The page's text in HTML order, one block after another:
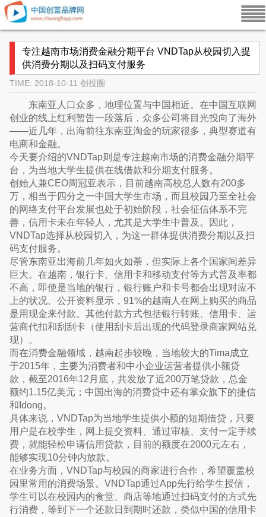
专注越南市场消费金融分期平台 VNDTap从校园切入提
供消费分期以及扫码支付服务
TIME: 2018-10-11 创投圈
东南亚人口众多，地理位置与中国相近。在中国互联网
创业的线上红利暂告一段落后，众多公司将目光投向了海外
——近几年，出海前往东南亚淘金的玩家很多，典型赛道有
电商和金融。
今天要介绍的VNDTap则是专注越南市场的消费金融分期平
台，为当地大学生提供在线借款和分期支付服务。
创始人兼CEO周冠亚表示，目前越南高校总人数有200多
万，相当于四分之一中国大学生市场，而且校园乃至全社会
的网络支付平台发展也处于初始阶段，社会征信体系不完
善，信用卡未在年轻人，尤其是大学生中普及。因此，
VNDTap选择从校园切入，为这一群体提供消费分期以及扫
码支付服务。
尽管东南亚出海前几年如火如荼，但实际上各个国家间差异
巨大。在越南，银行卡、信用卡和移动支付等方式普及率都
不高，即使是当地的银行，银行账户和卡号都会出现对应不
上的状况。公开资料显示，91%的越南人在网上购买的商品
是用现金来付款。其他付款方式包括银行转账、信用卡、运
营商代扣和刮刮卡（使用刮卡后出现的代码登录商家网站兑
现）。
而在消费金融领域，越南起步较晚，当地较大的Tima成立
于2015年，主要为消费者和中小企业运营者提供小额贷
款，截至2016年12月底，共发放了近200万笔贷款，总金
额约1.15亿美元；中国出海的消费贷中还有掌众旗下的捷信
和Idong。
具体来说，VNDTap为当地学生提供小额的短期借贷，只要
用户是在校学生，网上提交资料、通过审核、支付一定手续
费，就能轻松申请信用贷款，目前的额度在2000元左右，
能够实现10分钟内放款。
在业务方面，VNDTap与校园的商家进行合作，希望覆盖校
园里常用的消费场景。VNDTap通过App先行给学生授信，
学生可以在校园内的食堂、商店等地通过扫码支付的方式先
行消费，等到下一个还款日到期时还款，类似中国的信用卡